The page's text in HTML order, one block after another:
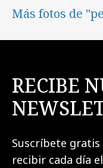
Más fotos de
RECIBE
Suscríbete
recibir cada día